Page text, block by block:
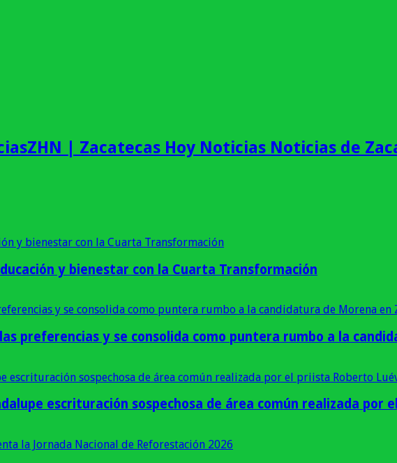
ZHN | Zacatecas Hoy Noticias Noticias de
y bienestar con la Cuarta Transformación
preferencias y se consolida como puntera rumbo a la
escrituración sospechosa de área común realizada por